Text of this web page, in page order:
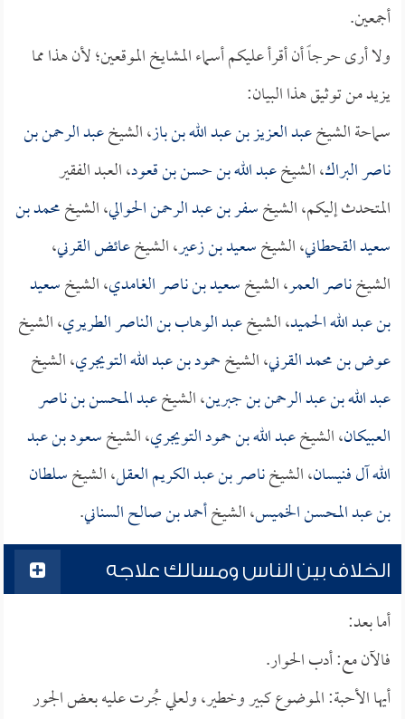
أجمعين.
ولا أرى حرجاً أن أقرأ عليكم أسماء المشايخ الموقعين؛ لأن هذا مما
يزيد من توثيق هذا البيان:
سماحة الشيخعبد العزيز بن عبد الله بن باز، الشيخعبد الرحمن بن
ناصر البراك، الشيخعبد الله بن حسن بن قعود، العبد الفقير
المتحدث إليكم، الشيخسفر بن عبد الرحمن الحوالي، الشيخمحمد بن
سعيد القحطاني، الشيخسعيد بن زعير، الشيخعائض القرني،
الشيخناصر العمر، الشيخسعيد بن ناصر الغامدي، الشيخسعيد
بن عبد الله الحميد، الشيخعبد الوهاب بن الناصر الطريري، الشيخ
عوض بن محمد القرني، الشيخحمود بن عبد الله التويجري، الشيخ
عبد الله بن عبد الرحمن بن جبرين، الشيخعبد المحسن بن ناصر
العبيكان، الشيخعبد الله بن حمود التويجري، الشيخسعود بن عبد
الله آل فنيسان، الشيخناصر بن عبد الكريم العقل، الشيخسلطان
بن عبد المحسن الخميس، الشيخأحمد بن صالح السناني.
الخلاف بين الناس ومسالك علاجه
أما بعد:
فالآن مع: أدب الحوار.
أيها الأحبة: الموضوع كبير وخطير، ولعلي جُرت عليه بعض الجور